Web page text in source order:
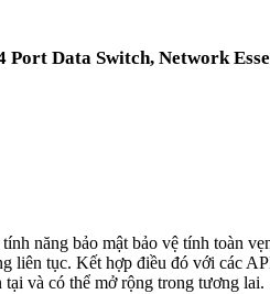
Port Data Switch, Network
năng bảo mật bảo vệ tính toàn
liên tục. Kết hợp điều đó với các
và có thể mở rộng trong tương lai.